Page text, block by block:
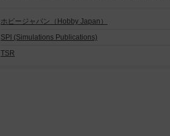
ホビージャパン（Hobby Japan）
SPI (Simulations Publications)
TSR